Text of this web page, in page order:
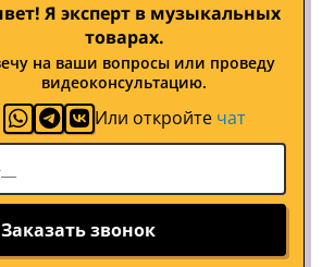
Я эксперт в музыкальных
товарах.
на ваши вопросы или проведу
видеоконсультацию.
Или откройте чат
Заказать звонок